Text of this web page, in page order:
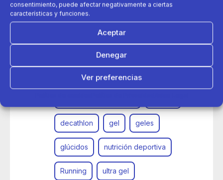
consentimiento, puede afectar negativamente a ciertas
características y funciones.
Aceptar
Denegar
Ver preferencias
Aptonia presenta su nueva colección de geles
energéticos
decathlon gel geles
glúcidos nutrición deportiva
Running ultra gel